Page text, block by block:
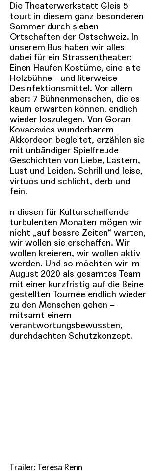
Die Theaterwerkstatt Gleis 5
tourt in diesem ganz besonderen
Sommer durch sieben
Ortschaften der Ostschweiz. In
unserem Bus haben wir alles
dabei für ein Strassentheater:
Einen Haufen Kostüme, eine alte
Holzbühne - und literweise
Desinfektionsmittel. Vor allem
aber: 7 Bühnenmenschen, die es
kaum erwarten können, endlich
wieder loszulegen. Von Goran
Kovacevics wunderbarem
Akkordeon begleitet, erzählen sie
mit unbändiger Spielfreude
Geschichten von Liebe, Lastern,
Lust und Leiden. Schrill und leise,
virtuos und schlicht, derb und
fein.
n diesen für Kulturschaffende
turbulenten Monaten mögen wir
nicht „auf bessre Zeiten“ warten,
wir wollen sie erschaffen. Wir
wollen kreieren, wir wollen aktiv
werden. Und so möchten wir im
August 2020 als gesamtes Team
mit einer kurzfristig auf die Beine
gestellten Tournee endlich wieder
zu den Menschen gehen –
mitsamt einem
verantwortungsbewussten,
durchdachten Schutzkonzept.
Trailer: Teresa Renn